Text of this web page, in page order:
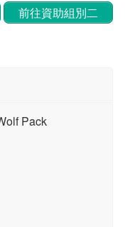
前往資助組別二
Pack